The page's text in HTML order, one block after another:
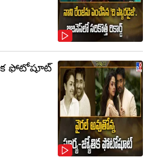
ఫోటోషూట్